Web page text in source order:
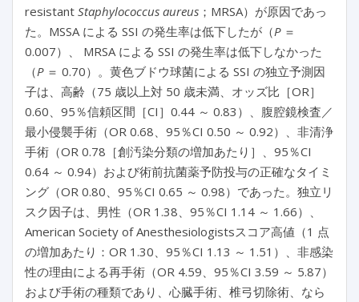
resistant Staphylococcus aureus ；MRSA）が原因であっ
た。MSSA による SSI の発生率は低下したが（P＝
0.007）、 MRSA による SSI の発生率は低下しなかった
（P＝ 0.70）。黄色ブドウ球菌による SSI の独立予測因
子は、高齢（75 歳以上対 50 歳未満、オッズ比［OR］
0.60、95％信頼区間［CI］0.44 ～ 0.83）、腹腔鏡検査／
最小侵襲手術（OR 0.68、95％CI 0.50 ～ 0.92）、非清浄
手術（OR 0.78［創汚染分類の増加あたり］、95％CI
0.64 ～ 0.94）および術前抗菌薬予防投与の正確なタイミ
ング（OR 0.80、95％CI 0.65 ～ 0.98）であった。独立リ
スク因子は、男性（OR 1.38、95％CI 1.14 ～ 1.66）、
American Society of Anesthesiologistsスコア高値（1 点
の増加あたり：OR 1.30、95％CI 1.13 ～ 1.51）、非感染
性の理由による再手術（OR 4.59、95％CI 3.59 ～ 5.87）
および手術の種類であり、心臓手術、椎弓切除術、なら